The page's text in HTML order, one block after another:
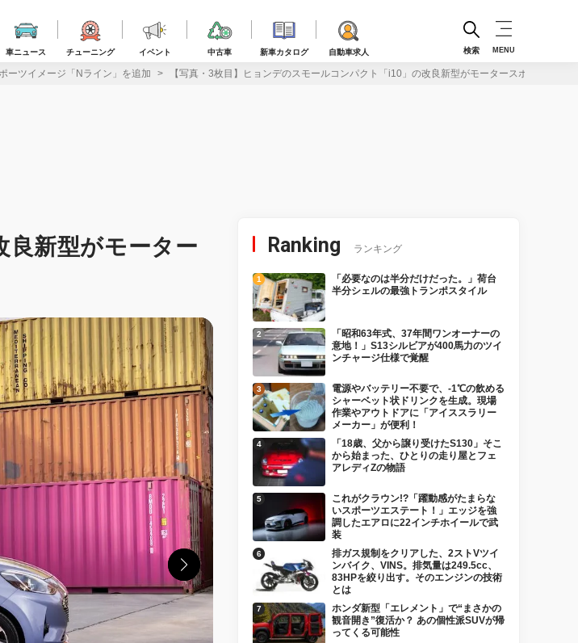
車ニュース チューニング イベント 中古車 新車カタログ 自動車求人 検索 MENU
ーツイメージ「Nライン」を追加 【写真・3枚目】ヒョンデのスモールコンパクト「i10」の改良新型がモータースポーツイメ
良新型がモーター
Ranking ランキング
「必要なのは半分だけだった。」荷台
半分シェルの最強トランポスタイル
「昭和63年式、37年間ワンオーナーの
意地！」S13シルビアが400馬力のツイ
ンチャージ仕様で覚醒
電源やバッテリー不要で、-1℃の飲める
シャーベット状ドリンクを生成。現場
作業やアウトドアに「アイススラリー
メーカー」が便利！
「18歳、父から譲り受けたS130」そこ
から始まった、ひとりの走り屋とフェ
アレディZの物語
これがクラウン!?「躍動感がたまらな
いスポーツエステート！」エッジを強
調したエアロに22インチホイールで武
装
排ガス規制をクリアした、2ストVツイ
ンバイク、VINS。排気量は249.5cc、
83HPを絞り出す。そのエンジンの技術
とは
ホンダ新型「エレメント」で“まさかの
観音開き”復活か？ あの個性派SUVが帰
ってくる可能性